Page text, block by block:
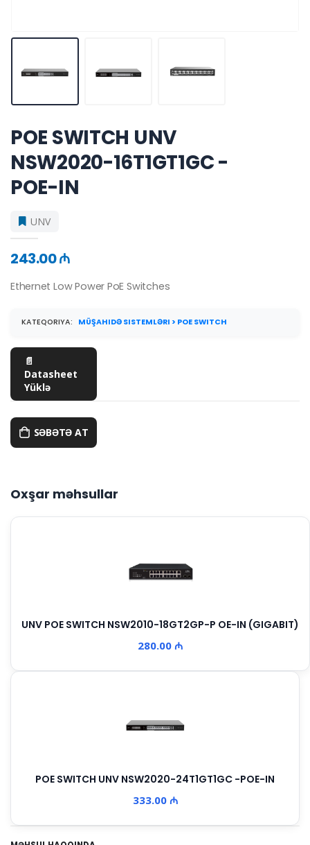
POE SWITCH UNV
NSW2020-16T1GT1GC -
POE-IN
UNV
243.00 ₼
Ethernet Low Power PoE Switches
KATEQORIYA: MÜŞAHIDƏ SISTEMLƏRI > POE SWITCH
📄
Datasheet
Yüklə
SƏBƏTƏ AT
Oxşar məhsullar
UNV POE SWITCH NSW2010-18GT2GP-P OE-IN (GIGABIT)
280.00 ₼
POE SWITCH UNV NSW2020-24T1GT1GC -POE-IN
333.00 ₼